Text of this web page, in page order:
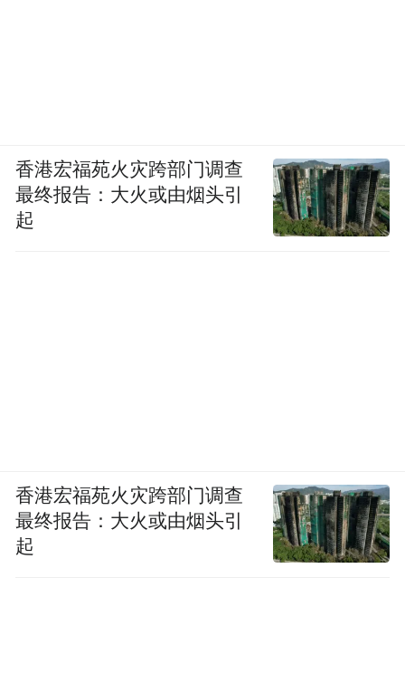
香港宏福苑火灾跨部门调查
最终报告：大火或由烟头引
起
香港宏福苑火灾跨部门调查
最终报告：大火或由烟头引
起